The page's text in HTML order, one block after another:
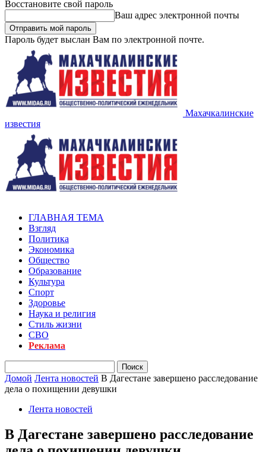
Восстановите свой пароль
Ваш адрес электронной почты
Пароль будет выслан Вам по электронной почте.
Махачкалинские
известия
ГЛАВНАЯ ТЕМА
Взгляд
Политика
Экономика
Общество
Образование
Культура
Спорт
Здоровье
Наука и религия
Стиль жизни
СВО
Реклама
Домой Лента новостей В Дагестане завершено расследование
дела о похищении девушки
Лента новостей
В Дагестане завершено расследование